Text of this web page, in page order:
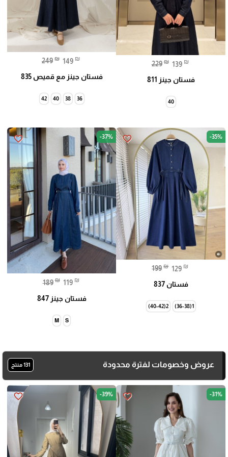
229 ₪ 139 ₪
فستان جينز 811
40
249 ₪ 149 ₪
فستان جينز مع قميص 835
36
38
40
42
favorite_border -35%
199 ₪ 129 ₪
فستان 837
1(36-38)
2(40-42)
favorite_border -37%
189 ₪ 119 ₪
فستان جينز 847
S
M
عروض وخصومات لفترة محدودة 131 منتج
favorite_border -31%
favorite_border -39%